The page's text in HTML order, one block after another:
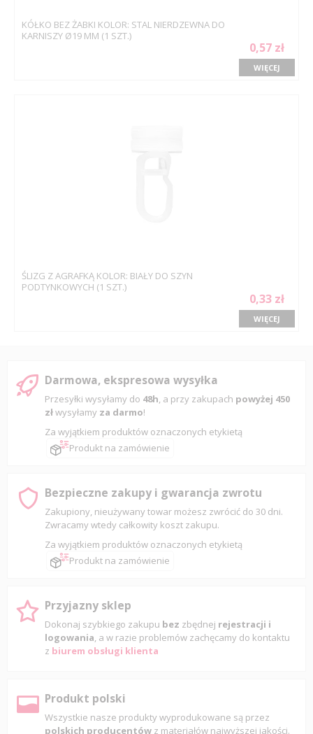
KÓŁKO BEZ ŻABKI KOLOR: STAL NIERDZEWNA DO
KARNISZY Ø19 MM (1 SZT.)
0,57 zł
WIĘCEJ
ŚLIZG Z AGRAFKĄ KOLOR: BIAŁY DO SZYN
PODTYNKOWYCH (1 SZT.)
0,33 zł
WIĘCEJ
Darmowa, ekspresowa wysyłka
Przesyłki wysyłamy do 48h, a przy zakupach powyżej 450
złwysyłamy za darmo!
Za wyjątkiem produktów oznaczonych etykietą
Produkt na zamówienie
Bezpieczne zakupy i gwarancja zwrotu
Zakupiony, nieużywany towar możesz zwrócić do 30 dni.
Zwracamy wtedy całkowity koszt zakupu.
Za wyjątkiem produktów oznaczonych etykietą
Produkt na zamówienie
Przyjazny sklep
Dokonaj szybkiego zakupu bez zbędnej rejestracji i
logowania, a w razie problemów zachęcamy do kontaktu
z biurem obsługi klienta
Produkt polski
Wszystkie nasze produkty wyprodukowane są przez
polskich producentów z materiałów najwyższej jakości.